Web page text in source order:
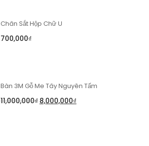
Chân Sắt Hộp Chữ U
700,000₫
Bàn 3M Gỗ Me Tây Nguyên Tấm
11,000,000₫ 8,000,000₫